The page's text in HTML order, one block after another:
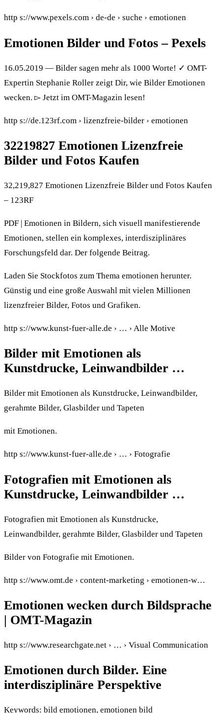
http s://www.pexels.com › de-de › suche › emotionen
Emotionen Bilder und Fotos – Pexels
16.05.2019 — Bilder sagen mehr als 1000 Worte! ✓ OMT-
Expertin Stephanie Roller zeigt Dir, wie Bilder Emotionen
wecken. ▻ Jetzt im OMT-Magazin lesen!
http s://de.123rf.com › lizenzfreie-bilder › emotionen
32219827 Emotionen Lizenzfreie
Bilder und Fotos Kaufen
32,219,827 Emotionen Lizenzfreie Bilder und Fotos Kaufen
– 123RF
PDF | Emotionen in Bildern, sich visuell manifestierende
Emotionen, stellen ein komplexes, interdisziplinäres
Forschungsfeld dar. Der folgende Beitrag.
Laden Sie Stockfotos zum Thema emotionen herunter.
Günstig und eine große Auswahl mit vielen Millionen
lizenzfreier Bilder, Fotos und Grafiken.
http s://www.kunst-fuer-alle.de › … › Alle Motive
Bilder mit Emotionen als
Kunstdrucke, Leinwandbilder …
Bilder mit Emotionen als Kunstdrucke, Leinwandbilder,
gerahmte Bilder, Glasbilder und Tapeten
mit Emotionen.
http s://www.kunst-fuer-alle.de › … › Fotografie
Fotografien mit Emotionen als
Kunstdrucke, Leinwandbilder …
Fotografien mit Emotionen als Kunstdrucke,
Leinwandbilder, gerahmte Bilder, Glasbilder und Tapeten
Bilder von Fotografie mit Emotionen.
http s://www.omt.de › content-marketing › emotionen-w…
Emotionen wecken durch Bildsprache
| OMT-Magazin
http s://www.researchgate.net › … › Visual Communication
Emotionen durch Bilder. Eine
interdisziplinäre Perspektive
Keywords: bild emotionen, emotionen bild